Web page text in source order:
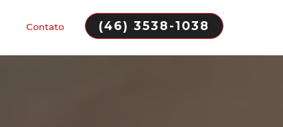
Contato (46) 3538-1038